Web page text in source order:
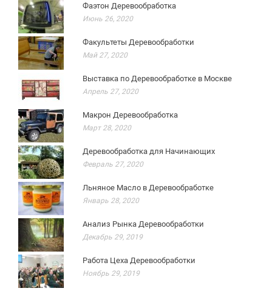
Фаэтон Деревообработка
Июнь 26, 2020
Факультеты Деревообработки
Май 27, 2020
Выставка по Деревообработке в Москве
Апрель 27, 2020
Макрон Деревообработка
Март 28, 2020
Деревообработка для Начинающих
Февраль 27, 2020
Льняное Масло в Деревообработке
Январь 28, 2020
Анализ Рынка Деревообработки
Декабрь 29, 2019
Работа Цеха Деревообработки
Ноябрь 29, 2019